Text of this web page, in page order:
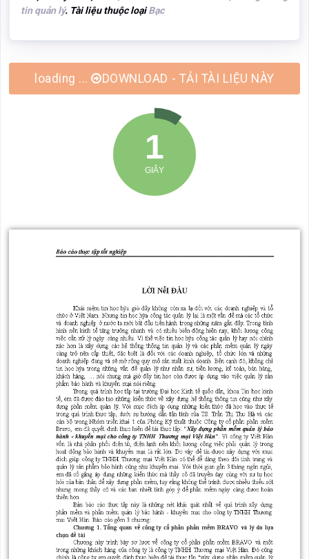
tin quản lý. Tài liệu thuộc loạiBạc
DOWNLOAD - TẢI TÀI LIỆU NÀY